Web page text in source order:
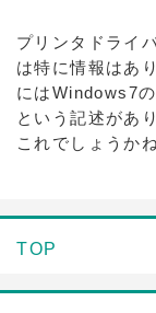
プリンタドライ
は特に情報はあ
にはWindows7
という記述があ
これでしょう
TOP